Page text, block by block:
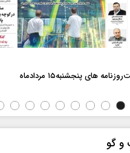
ها‌ی پنجشنبه‌۱۵ مردادماه
و گو